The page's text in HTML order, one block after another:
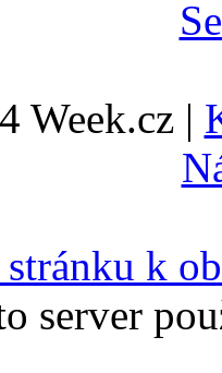
Week.cz |
k
server